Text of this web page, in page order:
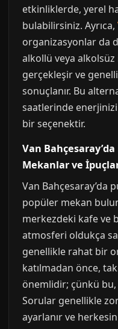
etkinliklerde, yerel
bulabilirsiniz. Ayrıca,
organizasyonlar da
alkollü veya
gerçekleşir ve
sonuçlanır. Bu
saatlerinde
bir seçenektir.
Van
Mekanlar ve
Van Bahçesaray’da
popüler mekan
merkezdeki kafe ve
atmosferi oldukça
genellikle rahat bir
katılmadan önce,
önemlidir; çünkü bu,
Sorular genellikle
ayarlanır ve herkesin